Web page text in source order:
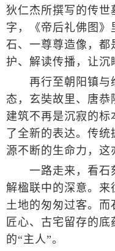
狄仁杰所撰写的传世
字，《帝后礼佛图
石、一尊尊造像，都
护、解读传播，让沉
再行至朝阳镇与
态，玄奘故里、唐
建筑不再是沉寂的
了全新的表达。传
源不断的生命力，这
一路走来，看石
解楹联中的深意。来
土地的匆匆过客。
匠心、古宅留存的
的“主人”。